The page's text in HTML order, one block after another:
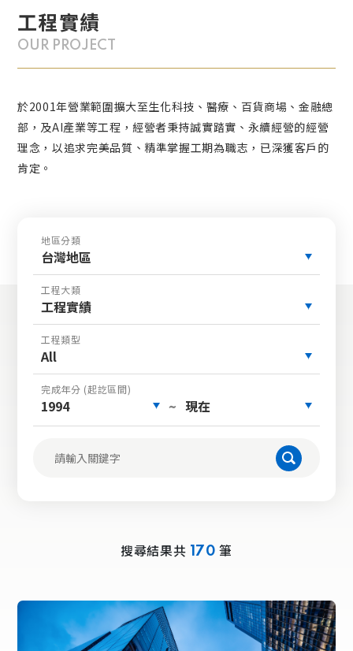
工程實績
OUR PROJECT
於2001年營業範圍擴大至生化科技、醫療、百貨商場、金融總
部，及AI產業等工程，經營者秉持誠實踏實、永續經營的經營
理念，以追求完美品質、精準掌握工期為職志，已深獲客戶的
肯定。
地區分類
台灣地區
工程大類
工程實績
工程類型
All
完成年分 (起訖區間)
1994 ~ 現在
搜尋結果共 170 筆